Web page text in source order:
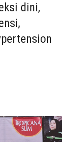
dini,